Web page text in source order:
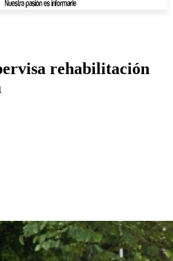
rehabilitación